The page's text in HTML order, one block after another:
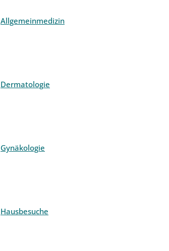
Allgemeinmedizin
Dermatologie
Gynäkologie
Hausbesuche